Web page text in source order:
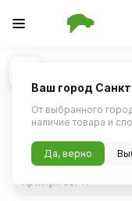
1/1
Фильтр
RENAULT
841 ₽
В наличии
Ваш город
От выбранного
наличие товара и
Да, верно